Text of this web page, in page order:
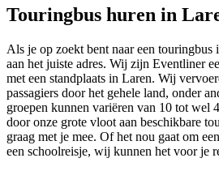
Touringbus huren in
Als je op zoekt bent naar een
aan het juiste adres. Wij zijn Eventliner
met een standplaats in Laren. Wij
passagiers door het gehele land, onder
groepen kunnen variëren van 10 tot wel
door onze grote vloot aan beschikbare
graag met je mee. Of het nou gaat om
een schoolreisje, wij kunnen het voor je